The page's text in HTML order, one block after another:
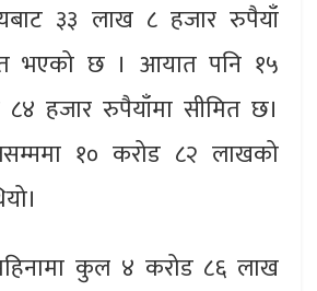
३३ लाख ८ हजार रुपैयाँ
भएको छ । आयात पनि १५
हजार रुपैयाँमा सीमित छ।
१० करोड ८२ लाखको
कुल ४ करोड ८६ लाख